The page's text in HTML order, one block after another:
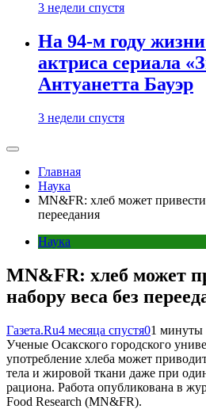
3 недели спустя
На 94-м году
актриса сериала
Антуанетта Бауэр
3 недели спустя
Главная
Наука
MN&FR: хлеб может привести
переедания
Наука
MN&FR: хлеб может
набору веса без
Газета.Ru4 месяца спустя01 минуты
Ученые Осакского городского
употребление хлеба может
тела и жировой ткани даже при
рациона. Работа опубликована в
Food Research (MN&FR).